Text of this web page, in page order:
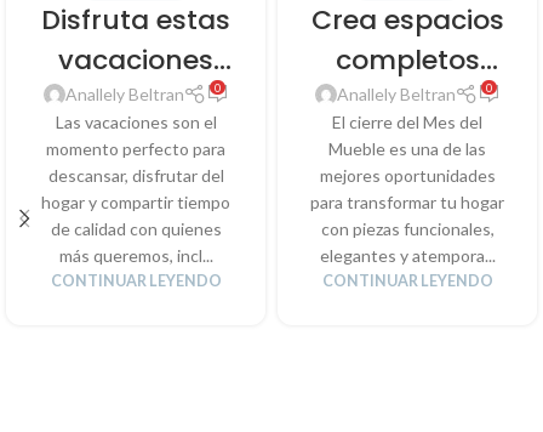
Disfruta estas
vacaciones
con tu minino
y crea
momentos
inolvidables
en casa
Anallely Beltran 0
Las vacaciones son el
momento perfecto para
descansar, disfrutar del
hogar y compartir tiempo
de calidad con quienes
más queremos, incl...
CONTINUAR LEYENDO
Crea espacios
completos
con muebles y
accesorios
coordinados
Anallely Beltran 0
El cierre del Mes del
Mueble es una de las
mejores oportunidades
para transformar tu hogar
con piezas funcionales,
elegantes y atempora...
CONTINUAR LEYENDO